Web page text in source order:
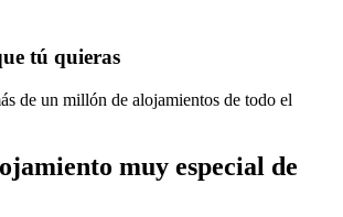
tú quieras
de un millón de alojamientos de todo el
muy especial de